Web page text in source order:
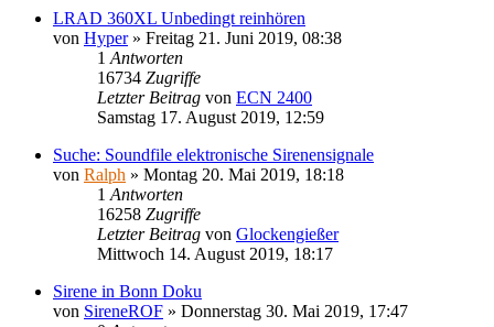
LRAD 360XL Unbedingt reinhören
von Hyper» Freitag 21. Juni 2019, 08:38
1 Antworten
16734 Zugriffe
Letzter Beitrag von ECN 2400
Samstag 17. August 2019, 12:59
Suche: Soundfile elektronische Sirenensignale
von Ralph » Montag 20. Mai 2019, 18:18
1 Antworten
16258 Zugriffe
Letzter Beitrag von Glockengießer
Mittwoch 14. August 2019, 18:17
Sirene in Bonn Doku
von SireneROF » Donnerstag 30. Mai 2019, 17:47